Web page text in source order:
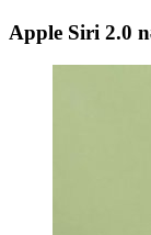
Apple Siri 2.0